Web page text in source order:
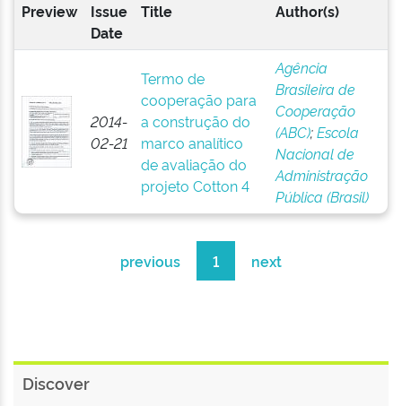
Preview
Issue
Date
Title Author(s)
2014-
02-21
Termo de
cooperação para
a construção do
marco analítico
de avaliação do
projeto Cotton 4
Agência
Brasileira de
Cooperação
(ABC);Escola
Nacional de
Administração
Pública (Brasil)
previous 1 next
Discover